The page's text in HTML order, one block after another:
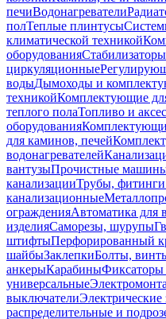
печиВодонагреватели
полТеплые плинтусы
климатической техникой
оборудования
циркуляционные
водыДымоходы и
техникойКомплектующие
теплого полаТопливо и
оборудования
для каминов, печей
водонагревателей
вантузыПрочистные
канализацииТрубы,
канализационные
огражденияАвтоматика для
изделияСаморезы, шурупы
штифтыПерфорированный
шайбыЗаклепкиБолты,
анкерыКарабиныФиксаторы
универсальные
выключателиЭлектрические
распределительные и